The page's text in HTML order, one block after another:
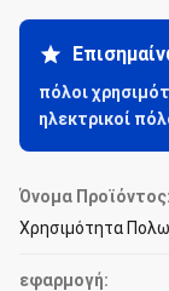
πόλοι
ηλεκτρικοί
Όνομα Προϊόντος:
Χρησιμότητα
εφαρμογή: